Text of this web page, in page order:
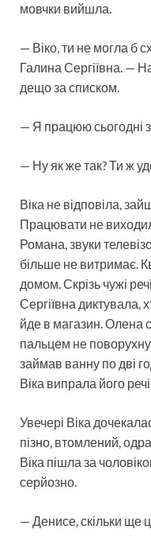
мовчки вийшла.
— Віко, ти не могла б
Галина Сергіївна. —
дещо за списком.
— Я працюю сьогодні
— Ну як же так? Ти ж
Віка не відповіла,
Працювати не
Романа, звуки
більше не витримає.
домом. Скрізь чужі
Сергіївна диктувала,
йде в магазин. Олена
пальцем не
займав ванну по дві
Віка випрала його
Увечері Віка
пізно, втомлений,
Віка пішла за
серйозно.
— Денисе, скільки ще